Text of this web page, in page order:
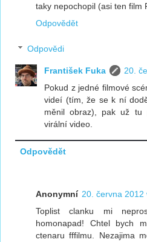
taky nepochopil (asi ten film
Odpovědět
Odpovědi
František Fuka
20.
Pokud z jedné filmové
videí (tím, že se k ní
měnil obraz), pak už tu
virální video.
Odpovědět
Anonymní 20. června 2012
Toplist clanku mi
homonapad! Chtel bych
ctenaru fffilmu. Nezajima